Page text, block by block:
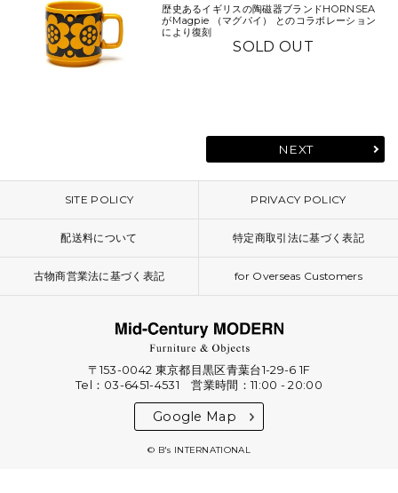
歴史あるイギリスの陶磁器ブランドHORNSEA
がMagpie （マグパイ） とのコラボレーション
により復刻
SOLD OUT
NEXT
SITE POLICY PRIVACY POLICY
配送料について 特定商取引法に基づく表記
古物商営業法に基づく表記 for Overseas Customers
〒153-0042 東京都目黒区青葉台1-29-6 1F
Tel：03-6451-4531 営業時間：11:00 - 20:00
Google Map
© B's INTERNATIONAL